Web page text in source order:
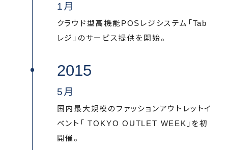
1月
クラウド型高機能POSレジシステム「Tab
レジ」のサービス提供を開始。
2015
5月
国内最大規模のファッションアウトレットイ
ベント「 TOKYO OUTLET WEEK」を初
開催。